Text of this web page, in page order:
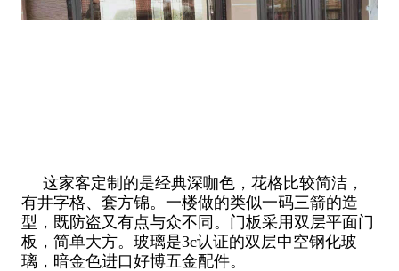
这家客定制的是经典深咖色，花格比较简洁，
有井字格、套方锦。一楼做的类似一码三箭的造
型，既防盗又有点与众不同。门板采用双层平面门
板，简单大方。玻璃是3c认证的双层中空钢化玻
璃，暗金色进口好博五金配件。